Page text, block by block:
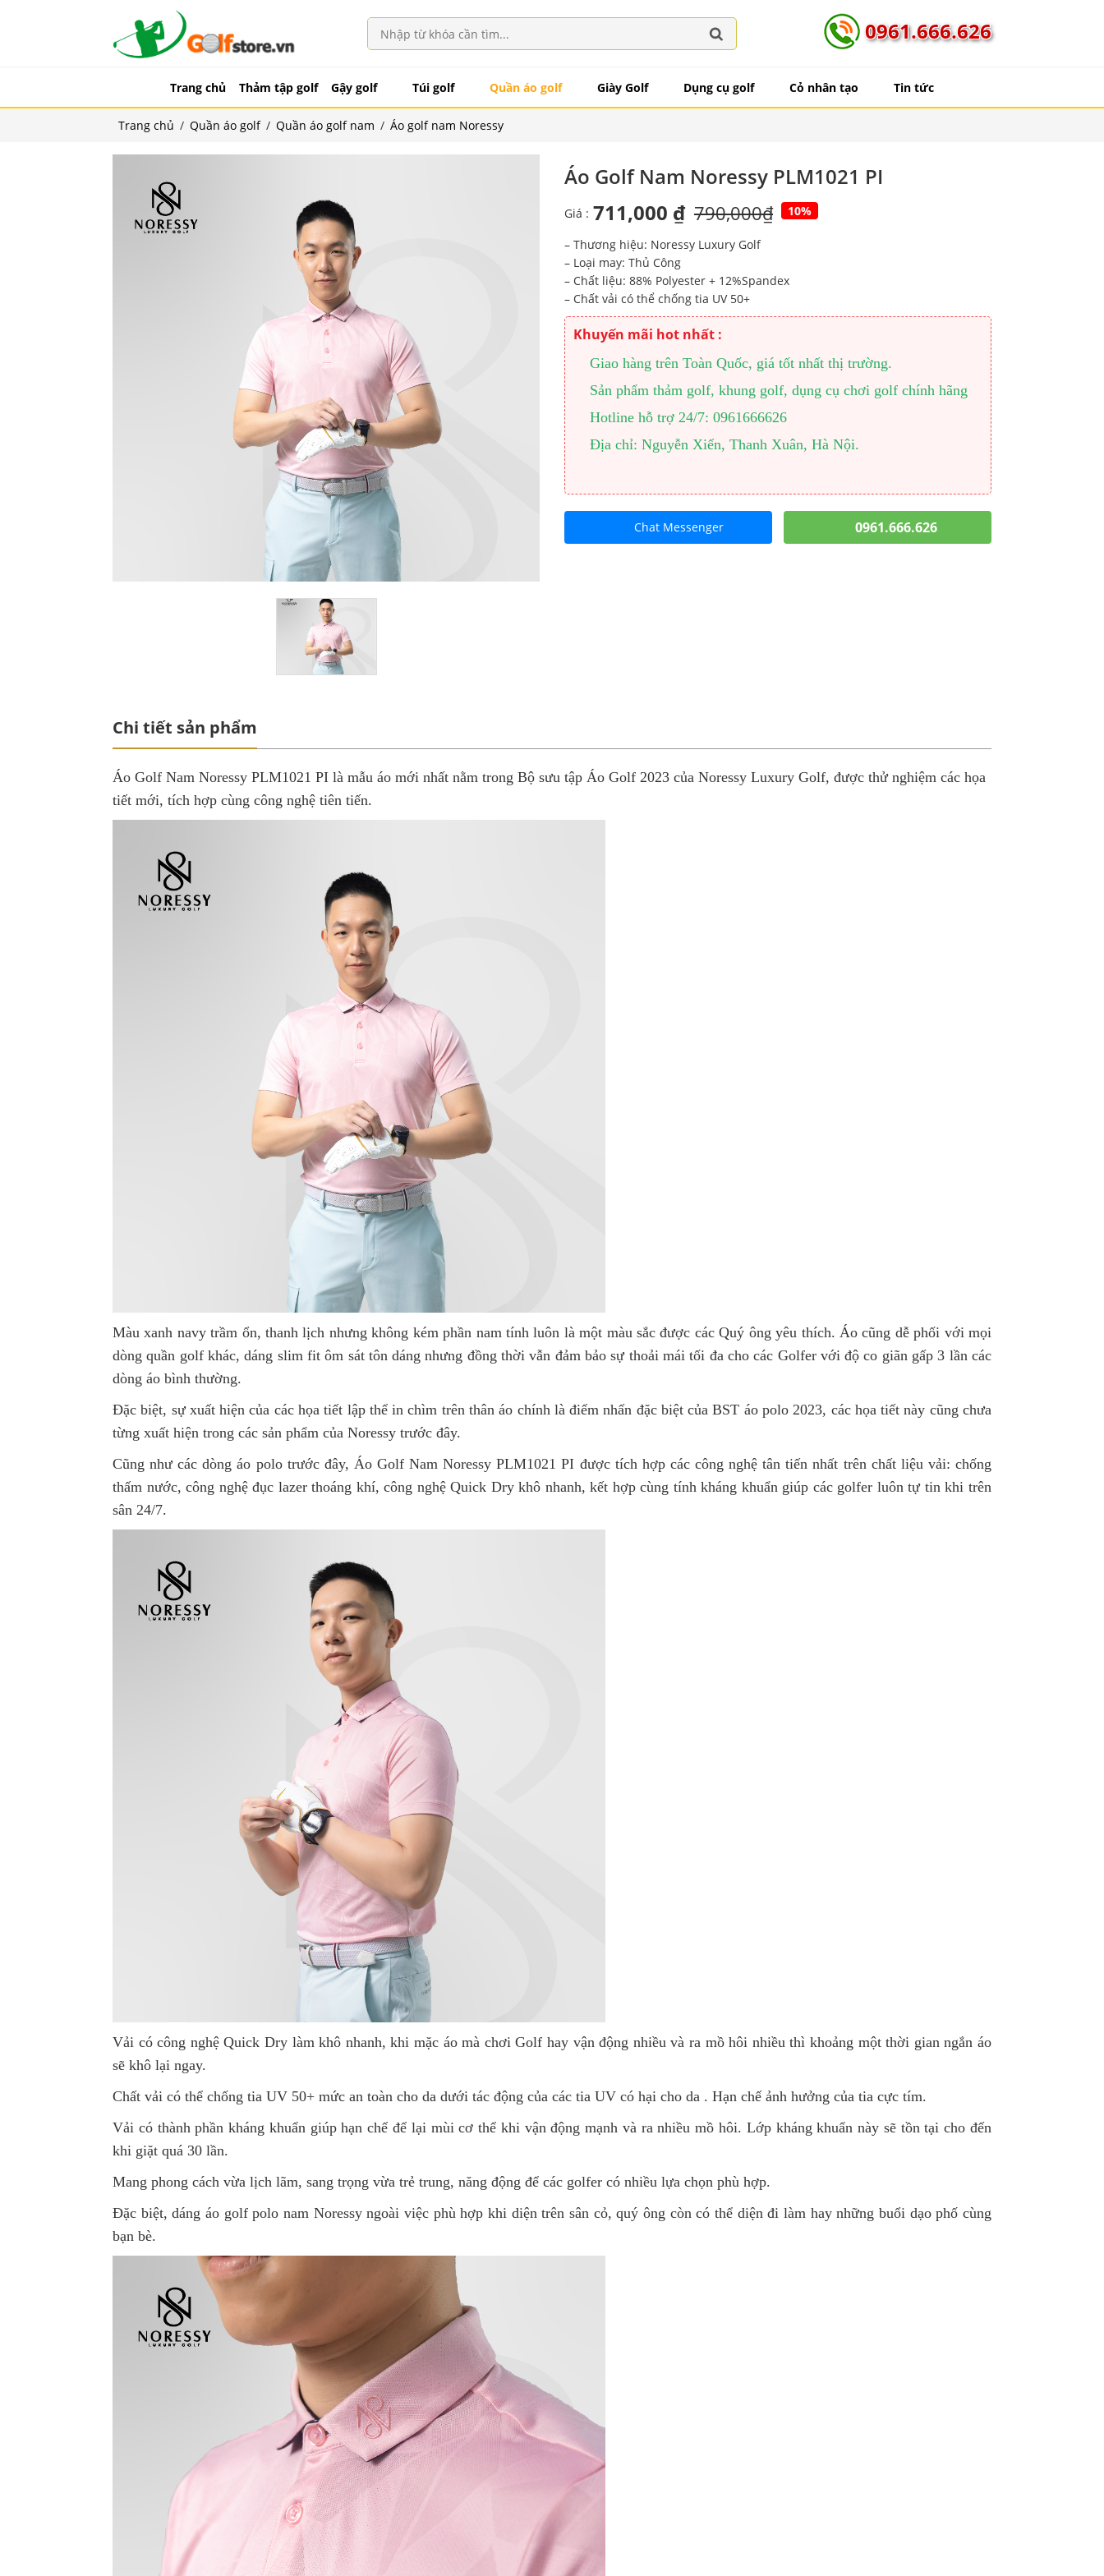
0961.666.626
Trang chủ Thảm tập golf Gậy golf Túi golf Quần áo golf Giày Golf Dụng cụ golf Cỏ nhân tạo Tin tức
Trang chủ / Quần áo golf / Quần áo golf nam / Áo golf nam Noressy
Áo Golf Nam Noressy PLM1021 PI
Giá : 711,000 ₫ 790,000₫ 10%
– Thương hiệu: Noressy Luxury Golf
– Loại may: Thủ Công
– Chất liệu: 88% Polyester + 12%Spandex
– Chất vải có thể chống tia UV 50+
Khuyến mãi hot nhất :
Giao hàng trên Toàn Quốc, giá tốt nhất thị trường.
Sản phẩm thảm golf, khung golf, dụng cụ chơi golf chính hãng
Hotline hỗ trợ 24/7: 0961666626
Địa chỉ: Nguyễn Xiển, Thanh Xuân, Hà Nội.
Chat Messenger 0961.666.626
Chi tiết sản phẩm
Áo Golf Nam Noressy PLM1021 PI là mẫu áo mới nhất nằm trong Bộ sưu tập Áo Golf 2023 của Noressy Luxury Golf, được thử nghiệm các họa
tiết mới, tích hợp cùng công nghệ tiên tiến.
Màu xanh navy trầm ổn, thanh lịch nhưng không kém phần nam tính luôn là một màu sắc được các Quý ông yêu thích. Áo cũng dễ phối với mọi
dòng quần golf khác, dáng slim fit ôm sát tôn dáng nhưng đồng thời vẫn đảm bảo sự thoải mái tối đa cho các Golfer với độ co giãn gấp 3 lần các
dòng áo bình thường.
Đặc biệt, sự xuất hiện của các họa tiết lập thể in chìm trên thân áo chính là điểm nhấn đặc biệt của BST áo polo 2023, các họa tiết này cũng chưa
từng xuất hiện trong các sản phẩm của Noressy trước đây.
Cũng như các dòng áo polo trước đây, Áo Golf Nam Noressy PLM1021 PI được tích hợp các công nghệ tân tiến nhất trên chất liệu vải: chống
thấm nước, công nghệ đục lazer thoáng khí, công nghệ Quick Dry khô nhanh, kết hợp cùng tính kháng khuẩn giúp các golfer luôn tự tin khi trên
sân 24/7.
Vải có công nghệ Quick Dry làm khô nhanh, khi mặc áo mà chơi Golf hay vận động nhiều và ra mồ hôi nhiều thì khoảng một thời gian ngắn áo
sẽ khô lại ngay.
Chất vải có thể chống tia UV 50+ mức an toàn cho da dưới tác động của các tia UV có hại cho da . Hạn chế ảnh hưởng của tia cực tím.
Vải có thành phần kháng khuẩn giúp hạn chế để lại mùi cơ thể khi vận động mạnh và ra nhiều mồ hôi. Lớp kháng khuẩn này sẽ tồn tại cho đến
khi giặt quá 30 lần.
Mang phong cách vừa lịch lãm, sang trọng vừa trẻ trung, năng động để các golfer có nhiều lựa chọn phù hợp.
Đặc biệt, dáng áo golf polo nam Noressy ngoài việc phù hợp khi diện trên sân cỏ, quý ông còn có thể diện đi làm hay những buổi dạo phố cùng
bạn bè.